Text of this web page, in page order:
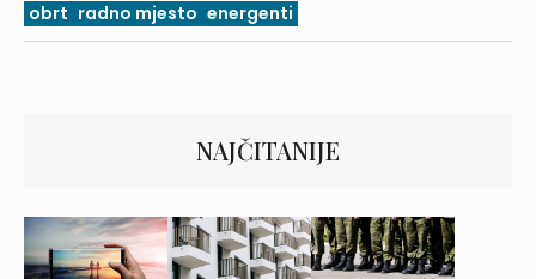
obrt radno mjesto energenti
NAJČITANIJE